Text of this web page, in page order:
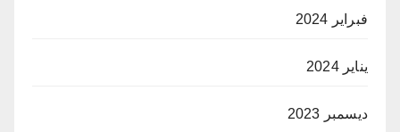
فبراير 2024
يناير 2024
ديسمبر 2023